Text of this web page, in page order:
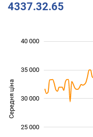
4337.32.65
Середня ціна 24 000
30 000
40 000
35 000
25 000